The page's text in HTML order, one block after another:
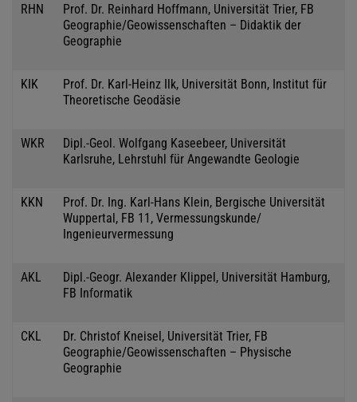
RHN
Prof. Dr. Reinhard Hoffmann, Universität Trier, FB
Geographie/Geowissenschaften – Didaktik der
Geographie
KIK
Prof. Dr. Karl-Heinz Ilk, Universität Bonn, Institut für
Theoretische Geodäsie
WKR
Dipl.-Geol. Wolfgang Kaseebeer, Universität
Karlsruhe, Lehrstuhl für Angewandte Geologie
KKN
Prof. Dr. Ing. Karl-Hans Klein, Bergische Universität
Wuppertal, FB 11, Vermessungskunde/
Ingenieurvermessung
AKL
Dipl.-Geogr. Alexander Klippel, Universität Hamburg,
FB Informatik
CKL
Dr. Christof Kneisel, Universität Trier, FB
Geographie/Geowissenschaften – Physische
Geographie